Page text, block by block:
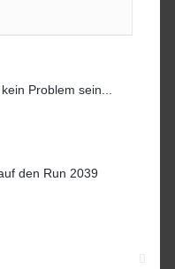
Problem sein...
den Run 2039